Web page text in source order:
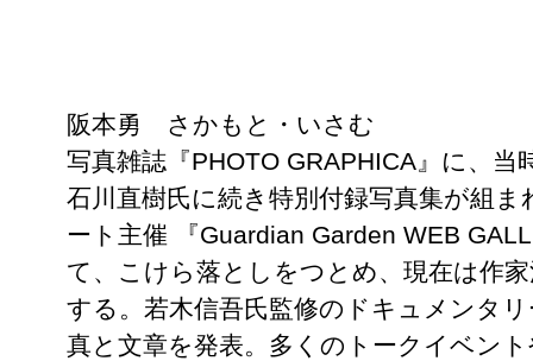
阪本勇 さかもと・いさむ
写真雑誌『PHOTO GRAPHICA』に、
石川直樹氏に続き特別付録写真集が組
ート主催 『Guardian Garden WEB
て、こけら落としをつとめ、現在は作
する。若木信吾氏監修のドキュメンタ
真と文章を発表。多くのトークイベン